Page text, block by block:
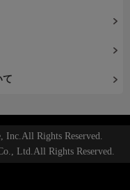
て
Inc.All Rights Reserved.
Ltd.All Rights Reserved.